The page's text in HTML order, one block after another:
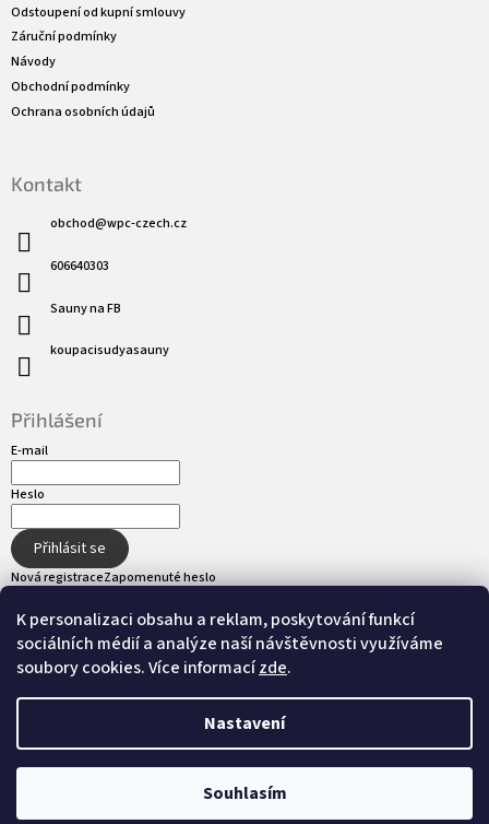
K personalizaci obsahu a reklam, poskytování funkcí
sociálních médií a analýze naší návštěvnosti využíváme
soubory cookies. Více informacízde.
Nastavení
Souhlasím
Odstoupení od kupní smlouvy
Záruční podmínky
Návody
Obchodní podmínky
Ochrana osobních údajů
Kontakt
obchod@wpc-czech.cz
606640303
Sauny na FB
koupacisudyasauny
Přihlášení
E-mail
Heslo
Přihlásit se
Nová registraceZapomenuté heslo
Přijímáme online platby
Vytvořil Shoptet
Nastavil tým EshopyUmíme.czCopyright 2026
vyhrazena.Upravit nastavení cookies